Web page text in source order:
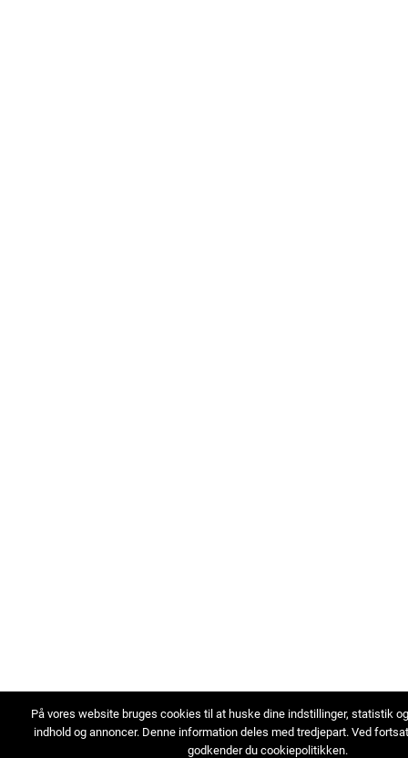
På vores website bruges cookies til at huske dine indstillinger, statistik
indhold og annoncer. Denne information deles med tredjepart. Ved
godkender du cookiepolitikken.